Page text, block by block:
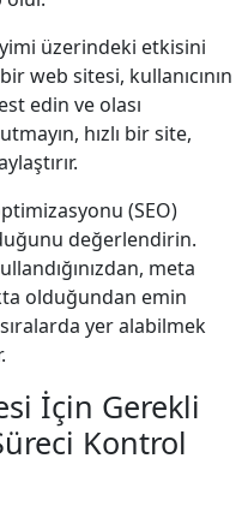
üzerindeki etkisini
web sitesi, kullanıcının
edin ve olası
hızlı bir site,
(SEO)
değerlendirin.
meta
olduğundan emin
yer alabilmek
İçin Gerekli
Kontrol